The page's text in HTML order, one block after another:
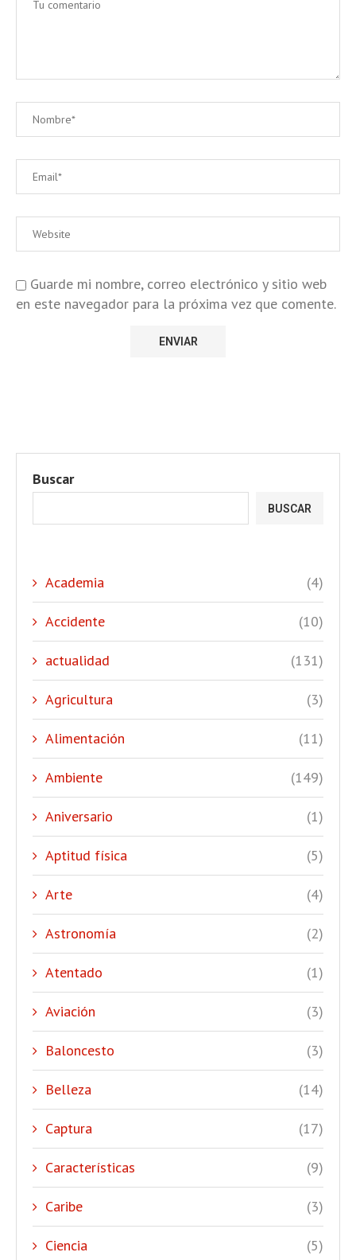
Guarde mi nombre, correo electrónico y sitio web
en este navegador para la próxima vez que comente.
Buscar
BUSCAR
Academia (4)
Accidente (10)
actualidad (131)
Agricultura (3)
Alimentación (11)
Ambiente (149)
Aniversario (1)
Aptitud física (5)
Arte (4)
Astronomía (2)
Atentado (1)
Aviación (3)
Baloncesto (3)
Belleza (14)
Captura (17)
Características (9)
Caribe (3)
Ciencia (5)